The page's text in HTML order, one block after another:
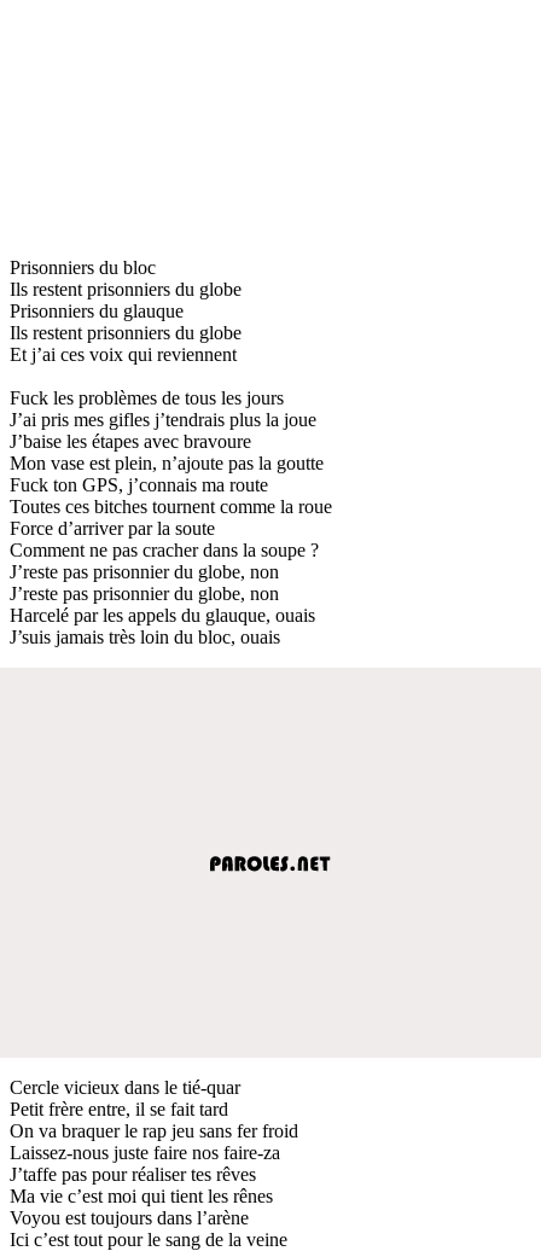
Prisonniers du bloc
Ils restent prisonniers du globe
Prisonniers du glauque
Ils restent prisonniers du globe
Et j’ai ces voix qui reviennent
Fuck les problèmes de tous les jours
J’ai pris mes gifles j’tendrais plus la joue
J’baise les étapes avec bravoure
Mon vase est plein, n’ajoute pas la goutte
Fuck ton GPS, j’connais ma route
Toutes ces bitches tournent comme la roue
Force d’arriver par la soute
Comment ne pas cracher dans la soupe ?
J’reste pas prisonnier du globe, non
J’reste pas prisonnier du globe, non
Harcelé par les appels du glauque, ouais
J’suis jamais très loin du bloc, ouais
Cercle vicieux dans le tié-quar
Petit frère entre, il se fait tard
On va braquer le rap jeu sans fer froid
Laissez-nous juste faire nos faire-za
J’taffe pas pour réaliser tes rêves
Ma vie c’est moi qui tient les rênes
Voyou est toujours dans l’arène
Ici c’est tout pour le sang de la veine